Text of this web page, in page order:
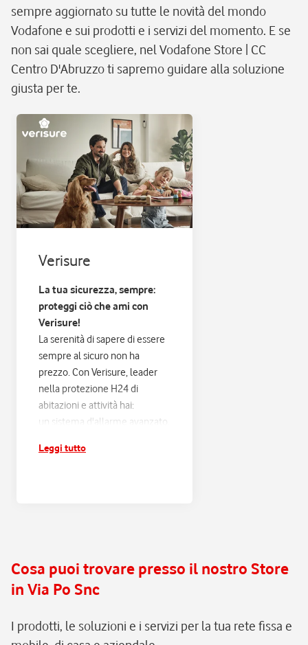
sempre aggiornato su tutte le novità del mondo
Vodafone e sui prodotti e i servizi del momento. E se
non sai quale scegliere, nel Vodafone Store | CC
Centro D'Abruzzo ti sapremo guidare alla soluzione
giusta per te.
Verisure
La tua sicurezza, sempre:
proteggi ciò che ami con
Verisure!
La serenità di sapere di essere
sempre al sicuro non ha
prezzo. Con Verisure, leader
nella protezione H24 di
abitazioni e attività hai:
un sistema d'allarme avanzato,
e connesso alla Centrale
assistenza e manutenzione
continua, senza pensieri.
Leggi tutto
Cosa puoi trovare presso il nostro Store
in Via Po Snc
I prodotti, le soluzioni e i servizi per la tua rete fissa e